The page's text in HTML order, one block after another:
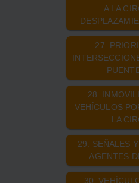
A LA
27.
28.
VEHÍCULOS
LA
29. SEÑALES
AGENTES
30.